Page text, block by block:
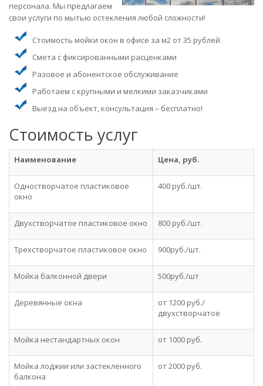
персонала. Мы предлагаем
свои услуги по мытью остекления любой сложности!
Стоимость мойки окон в офисе за м2 от 35 рублей
Смета с фиксированными расценками
Разовое и абонентское обслуживание
Работаем с крупными и мелкими заказчиками
Выезд на объект, консультация – бесплатно!
Стоимость услуг
Наименование Цена, руб.
Одностворчатое пластиковое
окно
400 руб./шт.
Двухстворчатое пластиковое окно 800 руб./шт.
Трехстворчатое пластиковое окно 900руб./шт.
Мойка балконной двери 500руб./шт
Деревянные окна
от 1200 руб./
двухстворчатое
Мойка нестандартных окон от 1000 руб.
Мойка лоджии или застекленного
балкона
от 2000 руб.